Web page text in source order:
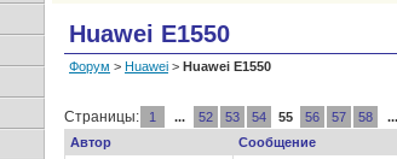
Huawei E1550
Форум > Huawei > Huawei E1550
Страницы: 1 ... 52 53 54 55 56 57 58 ...
Автор
Сообщение